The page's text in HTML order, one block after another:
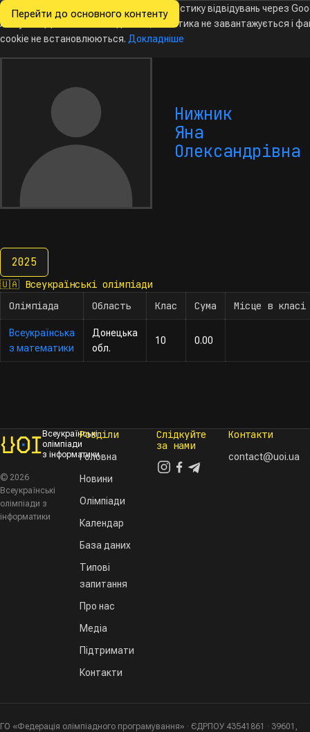
Перейти до основного контенту
Всеукраїнські
з інформатики
НовиниОлімпіадиКалендарБаза даних
Нижник
Яна
Олександрівна
2025
2025
🇺🇦 Всеукраїнські олімпіади
Олімпіада
Область Клас Сума Місце в класі
Всеукраїнська
з математики
Донецька
обл.
10 0.00
Всеукраїнські
олімпіади
з інформатики
© 2026
Всеукраїнські
олімпіади з
інформатики
Розділи
Головна
Новини
Олімпіади
Календар
База даних
Типові
запитання
Про нас
Медіа
Підтримати
Контакти
Слідкуйте
за нами
Контакти
contact@uoi.ua
ГО «Федерація олімпіадного програмування» · ЄДРПОУ 43541861 · 39601,
Ми хочемо збирати знеособлену статистику відвідувань через
Analytics. Доки ви не погодитесь, аналітика не завантажується і
cookie не встановлюються. Докладніше